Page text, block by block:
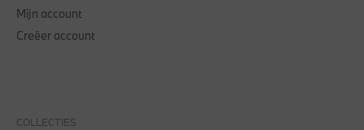
Mijn account
Creëer account
COLLECTIES